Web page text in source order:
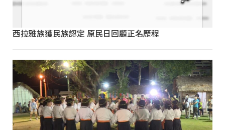
西拉雅族獲民族認定 原民日回顧正名歷程